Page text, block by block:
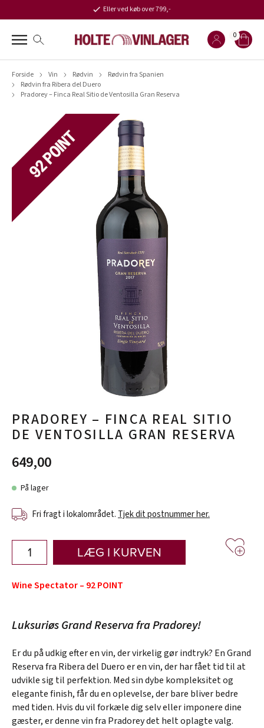
Eller ved køb over 799,-
0
Forside Vin Rødvin
Rødvin fra Spanien
Rødvin fra Ribera del Duero
Pradorey – Finca Real Sitio de Ventosilla Gran Reserva
PRADOREY – FINCA REAL SITIO
DE VENTOSILLA GRAN RESERVA
649,00
På lager
Fri fragt i lokalområdet. Tjek dit postnummer her.
LÆG I KURVEN
Wine Spectator – 92 POINT
Luksuriøs Grand Reserva fra Pradorey!
Er du på udkig efter en vin, der virkelig gør indtryk? En Grand
Reserva fra Ribera del Duero er en vin, der har fået tid til at
udvikle sig til perfektion. Med sin dybe kompleksitet og
elegante finish, får du en oplevelse, der bare bliver bedre
med tiden. Hvis du vil forkæle dig selv eller imponere dine
gæster, er denne vin fra Pradorey det helt oplagte valg.